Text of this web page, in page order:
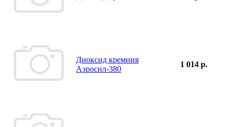
Диоксид кремния
Аэросил-380
1 014 р.